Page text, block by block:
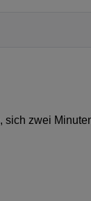
zwei